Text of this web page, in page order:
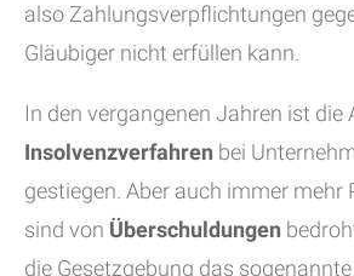
also Zahlungsverpflichtungen
Gläubiger nicht erfüllen kann.
In den vergangenen Jahren ist die
Insolvenzverfahren bei
gestiegen. Aber auch immer mehr
sind von Überschuldungen
die Gesetzgebung das sogenannte